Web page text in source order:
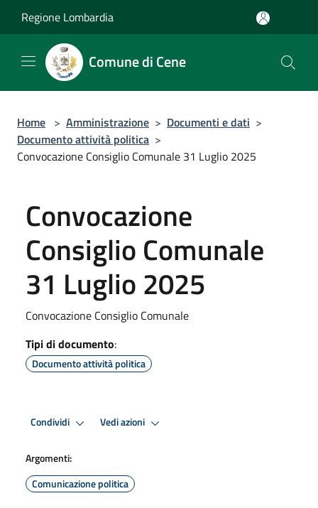
Regione Lombardia
Comune di Cene
Home > Amministrazione > Documenti e dati >
Documento attività politica >
Convocazione Consiglio Comunale 31 Luglio 2025
Convocazione
Consiglio Comunale
31 Luglio 2025
Convocazione Consiglio Comunale
Tipi di documento:
Documento attività politica
Condividi Vedi azioni
Argomenti:
Comunicazione politica